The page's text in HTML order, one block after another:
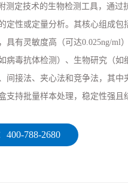
测定技术的生物检测工具，通过
定性或定量分析。其核心组成包
具有灵敏度高（可达0.025ng/ml
病毒抗体检测）、生物研究（如
间接法、夹心法和竞争法，其中
持批量样本处理，稳定性强且
400-788-2680